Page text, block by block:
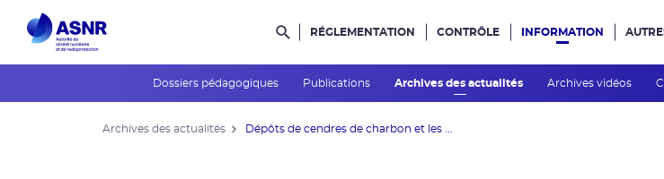
Rechercher dans le site
RÉGLEMENTATION CONTRÔLE INFORMATION
Dossiers pédagogiques Publications Archives des actualités Archives vidéos
Archives des actualités Dépôts de cendres de charbon et les ...